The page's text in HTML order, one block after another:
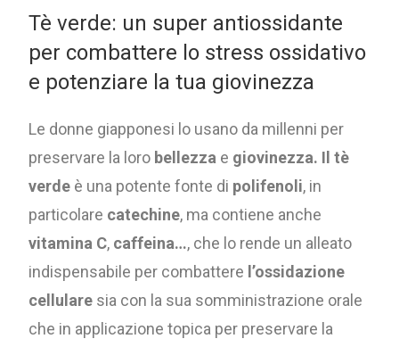
Tè verde: un super antiossidante
per combattere lo stress ossidativo
e potenziare la tua giovinezza
Le donne giapponesi lo usano da millenni per
preservare la loro bellezza e giovinezza. Il tè
verde è una potente fonte di polifenoli, in
particolare catechine, ma contiene anche
vitamina C, caffeina…, che lo rende un alleato
indispensabile per combattere l’ossidazione
cellulare sia con la sua somministrazione orale
che in applicazione topica per preservare la